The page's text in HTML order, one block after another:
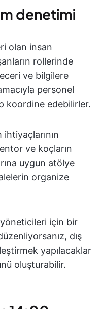
denetimi
olan insan
rollerinde
ve bilgilere
personel
koordine edebilirler.
ve koçların
uygun atölye
organize
için bir
dış
yapılacaklar
oluşturabilir.